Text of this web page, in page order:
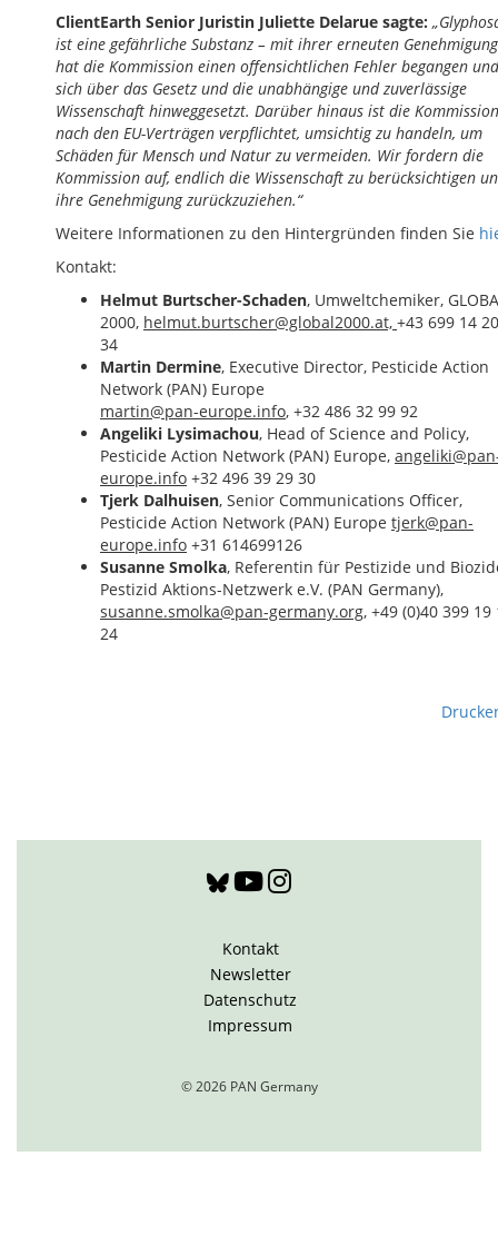
ClientEarth Senior Juristin Juliette Delarue sagte:
ist eine gefährliche Substanz – mit ihrer erneuten Genehmigung
hat die Kommission einen offensichtlichen Fehler begangen und
sich über das Gesetz und die unabhängige und zuverlässige
Wissenschaft hinweggesetzt. Darüber hinaus ist die Kommission
nach den EU-Verträgen verpflichtet, umsichtig zu handeln, um
Schäden für Mensch und Natur zu vermeiden. Wir fordern die
Kommission auf, endlich die Wissenschaft zu berücksichtigen
ihre Genehmigung zurückzuziehen.“
Weitere Informationen zu den Hintergründen finden Sie
Kontakt:
Helmut Burtscher-Schaden, Umweltchemiker,
2000, helmut.burtscher@global2000.at, +43 699 14
34
Martin Dermine, Executive Director, Pesticide Action
Network (PAN) Europe
martin@pan-europe.info, +32 486 32 99 92
Angeliki Lysimachou, Head of Science and Policy,
Pesticide Action Network (PAN) Europe,
europe.info +32 496 39 29 30
Tjerk Dalhuisen, Senior Communications Officer,
Pesticide Action Network (PAN) Europe tjerk@pan-
europe.info +31 614699126
Susanne Smolka, Referentin für Pestizide und
Pestizid Aktions-Netzwerk e.V. (PAN Germany),
susanne.smolka@pan-germany.org, +49 (0)40 399 19
24
Kontakt
Newsletter
Datenschutz
Impressum
© 2026 PAN Germany